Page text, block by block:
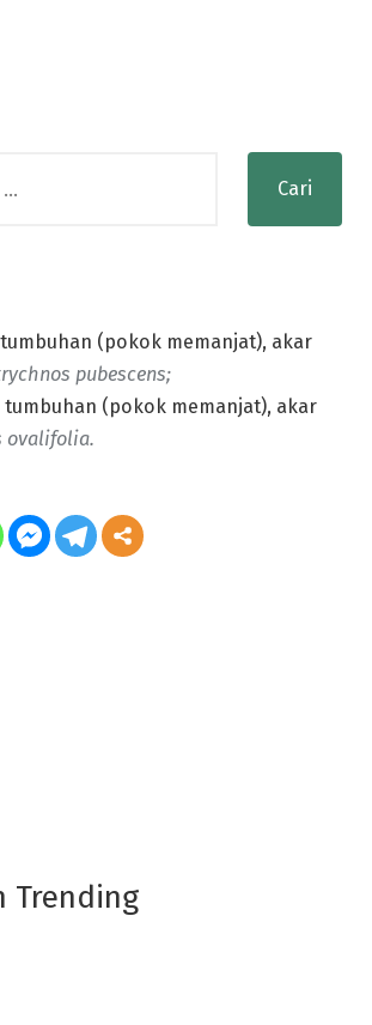
(pokok memanjat), akar
pubescens;
tumbuhan (pokok memanjat), akar
ovalifolia.
Trending